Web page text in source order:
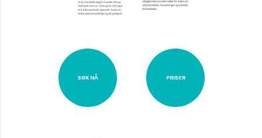
SØK NÅ PRISER